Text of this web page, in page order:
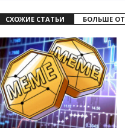
СХОЖИЕ СТАТЬИ БОЛЬШЕ